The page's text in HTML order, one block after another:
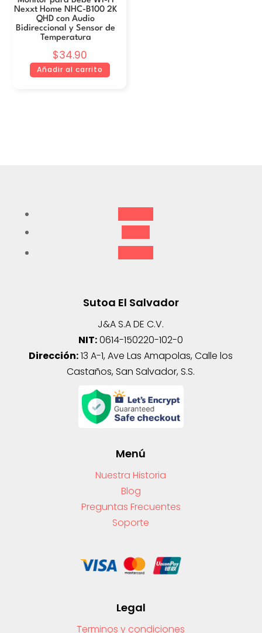
Nexxt Home NHC-B100 2K
QHD con Audio
Bidireccional y Sensor de
Temperatura
$34.90
Añadir al carrito
Sutoa El Salvador
J&A S.A DE C.V.
NIT:0614-150220-102-0
Dirección:13 A-1, Ave Las Amapolas, Calle los
Castaños, San Salvador, S.S.
Menú
Nuestra Historia
Blog
Preguntas Frecuentes
Soporte
Legal
Terminos y condiciones